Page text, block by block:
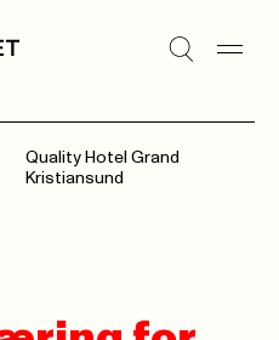
Quality Hotel Grand
Kristiansund